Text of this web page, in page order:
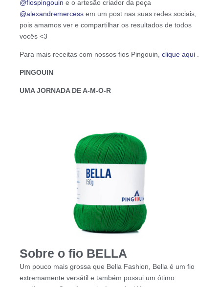
@fiospingouin e o artesão criador da peça
@alexandremercess em um post nas suas redes sociais,
pois amamos ver e compartilhar os resultados de todos
vocês <3
Para mais receitas com nossos fios Pingouin, clique aqui
PINGOUIN
UMA JORNADA DE A-M-O-R
Sobre o fio BELLA
Um pouco mais grossa que Bella Fashion, Bella é um fio
extremamente versátil e também possui um ótimo